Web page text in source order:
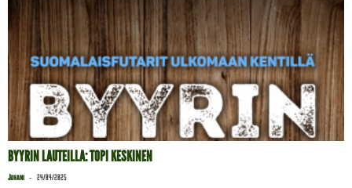
BYYRIN LAUTEILLA: TOPI KESKINEN
Juhani - 24/04/2025